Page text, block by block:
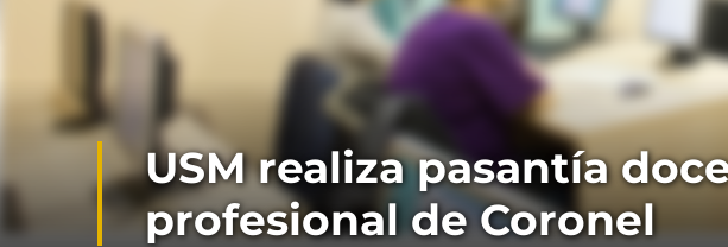
USM realiza pasantía
profesional de Coronel